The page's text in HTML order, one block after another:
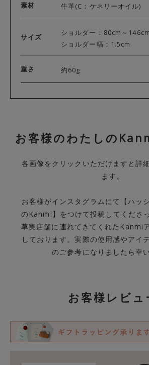
素材 牛革(C：ケネリーオイル)
サイズ
ショルダー：80cm～
ショルダー幅：1.5cm
重さ 約60g
お客様のわたしの
各画像をクリックいただけますと詳
ます。
お客様がインスタグラムにて【ハッ
のKanmi】をつけて投稿してくださ
草実店舗に連れてきてくれたKanmi
しております。実際の使用感やアイ
のご参考になりましたら幸い
お客様レビュ